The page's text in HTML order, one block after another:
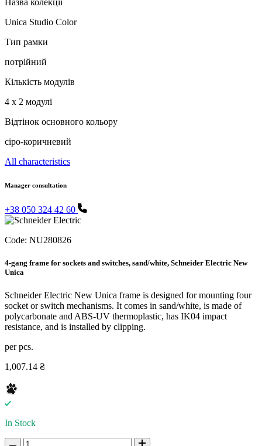
Unica Studio Color
Тип рамки
потрійний
Кількість модулів
4 х 2 модулі
Відтінок основного кольору
сіро-коричневий
All characteristics
Manager consultation
+38 050 324 42 60
Code: NU280826
4-gang frame for sockets and switches, sand/white, Schneider Electric New
Unica
Schneider Electric New Unica frame is designed for mounting four
socket or switch mechanisms. It comes in sand/white, is made of
polycarbonate and ABS-UV thermoplastic, has IK04 impact
resistance, and is installed by clipping.
per pcs.
1,007.14 ₴
In Stock